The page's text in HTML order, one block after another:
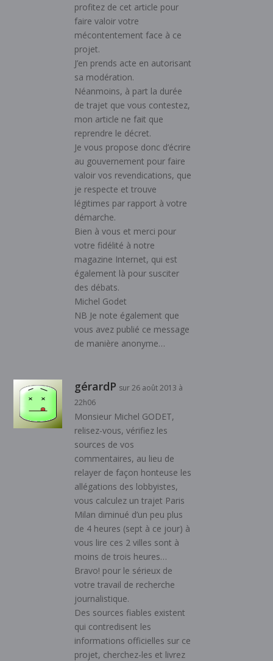
profitez de cet article pour
faire valoir votre
mécontentement face à ce
projet.
J’en prends acte en autorisant
sa modération.
Néanmoins, à part la durée
de trajet que vous contestez,
mon article ne fait que
reprendre le décret.
Je vous propose donc d’écrire
au gouvernement pour faire
valoir vos revendications, que
je respecte et trouve
légitimes par rapport à votre
démarche.
Bien à vous et merci pour
votre fidélité à notre
magazine Internet, qui est
également là pour susciter
des débats.
Michel Godet
NB Je note également que
vous avez publié ce message
de manière anonyme…
gérardP sur 26 août 2013 à
22h06
Monsieur Michel GODET,
relisez-vous, vérifiez les
sources de vos
commentaires, au lieu de
relayer de façon honteuse les
allégations des lobbyistes,
vous calculez un trajet Paris
Milan diminué d’un peu plus
de 4 heures (sept à ce jour) à
vous lire ces 2 villes sont à
moins de trois heures…
Bravo! pour le sérieux de
votre travail de recherche
journalistique.
Des sources fiables existent
qui contredisent les
informations officielles sur ce
projet, cherchez-les et livrez